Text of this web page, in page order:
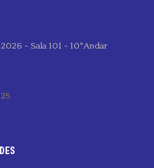
- Sala 101 - 10°Andar